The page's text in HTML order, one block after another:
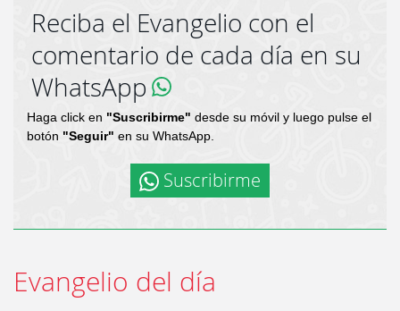
Reciba el Evangelio con el
comentario de cada día en su
WhatsApp
Haga click en "Suscribirme" desde su móvil y luego pulse el
botón "Seguir" en su WhatsApp.
Suscribirme
Evangelio del día